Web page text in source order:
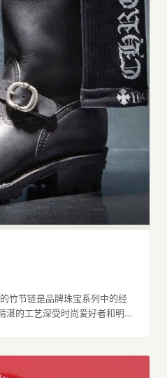
竹节链是品牌珠宝系列中的经
湛的工艺深受时尚爱好者和明